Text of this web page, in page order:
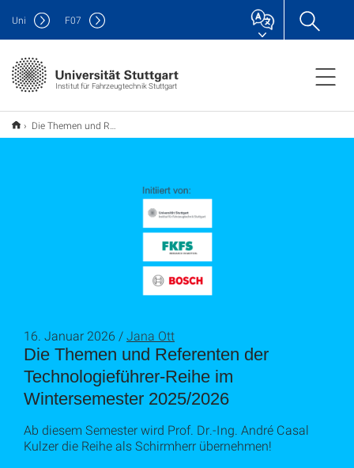
Institut für Fahrzeugtechnik Stuttgart
Uni F07
Die Themen und Referenten der Technologieführer-Reihe im Wintersemester 2025/2026
Die Themen und Referenten der
Technologieführer-Reihe im
Wintersemester 2025/2026
16. Januar 2026 /Jana Ott
Ab diesem Semester wird Prof. Dr.-Ing. André Casal
Kulzer die Reihe als Schirmherr übernehmen!